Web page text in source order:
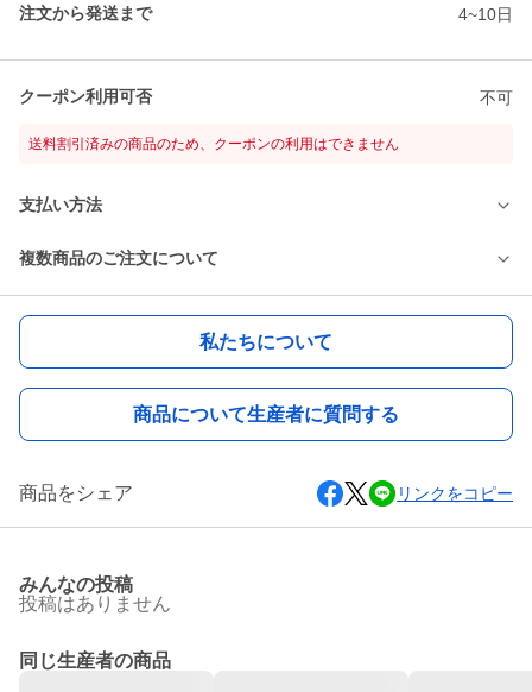
注文から発送まで 4~10日
クーポン利用可否 不可
送料割引済みの商品のため、クーポンの利用はできません
支払い方法
複数商品のご注文について
私たちについて
商品について生産者に質問する
商品をシェア リンクをコピー
みんなの投稿
投稿はありません
同じ生産者の商品